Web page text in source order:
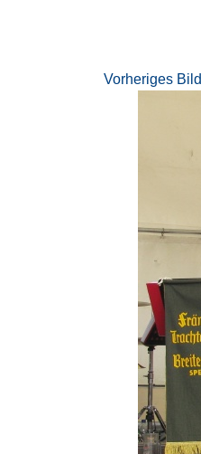
Vorheriges Bild